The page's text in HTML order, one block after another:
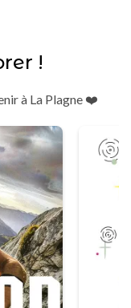
!
à La Plagne ❤️